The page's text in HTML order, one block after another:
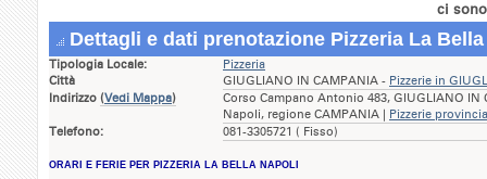
ci
Dettagli e dati prenotazione Pizzeria La
Tipologia Locale:
Pizzeria
Città
GIUGLIANO IN CAMPANIA - Pizzerie in
Indirizzo (Vedi Mappa)
Corso Campano Antonio 483, GIUGLIANO IN
Napoli, regione CAMPANIA | Pizzerie
Telefono:
081-3305721 ( Fisso)
ORARI E FERIE PER PIZZERIA LA BELLA NAPOLI